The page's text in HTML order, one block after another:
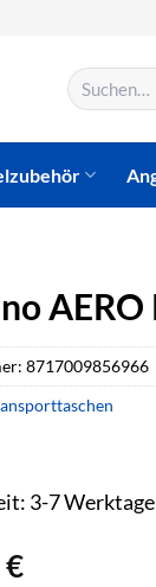
Suchen
nach:
€
3-7 Werktage
8717009856966